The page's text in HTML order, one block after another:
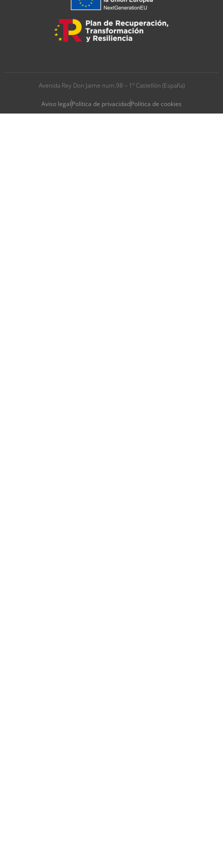
Avenida Rey Don Jaime num.98 – 1º Castellón (España)
Aviso legalPolítica de privacidadPolítica de cookies